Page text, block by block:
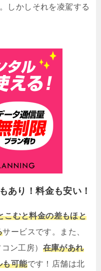
しかしそれを凌駕する
あり！料金も安い！
こむと料金の差もほと
サービスです。また、
ン工房） 在庫があれ
も可能です！店舗は北